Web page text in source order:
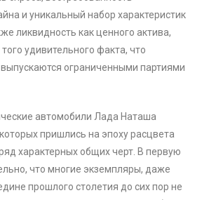
и уникальный набор характеристик
ликвидность как ценного актива,
удивительного факта, что
ограниченными партиями
автомобили Лада Наташа
пришлись на эпоху расцвета
характерных общих черт. В первую
что многие экземпляры, даже
прошлого столетия до сих пор не